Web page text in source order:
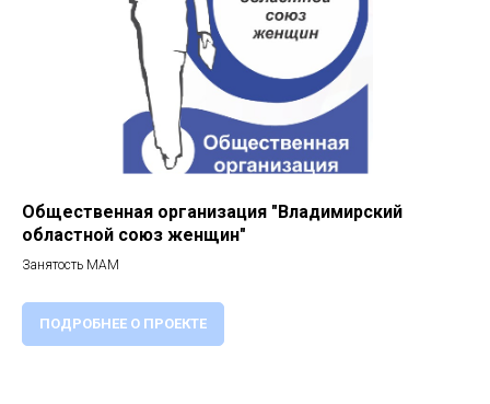
Общественная организация "Владимирский
областной союз женщин"
Занятость МАМ
ПОДРОБНЕЕ О ПРОЕКТЕ